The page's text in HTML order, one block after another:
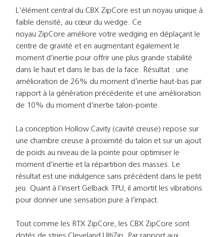
L’élément central du CBX ZipCore est un noyau unique à
faible densité, au cœur du wedge. Ce
noyau ZipCore améliore votre wedging en déplaçant le
centre de gravité et en augmentant également le
moment d’inertie pour offrir une plus grande stabilité
dans le haut et dans le bas de la face. Résultat : une
amélioration de 26% du moment d’inertie haut-bas par
rapport à la génération précédente et une amélioration
de 10% du moment d’inertie talon-pointe.
La conception Hollow Cavity (cavité creuse) repose sur
une chambre creuse à proximité du talon et sur un ajout
de poids au niveau de la pointe pour optimiser le
moment d’inertie et la répartition des masses. Le
résultat est une indulgence sans précédent dans le petit
jeu. Quant à l’insert Gelback TPU, il amortit les vibrations
pour donner une sensation pure à l’impact.
Tout comme les RTX ZipCore, les CBX ZipCore sont
dotés de stries Cleveland UltiZip. Par rapport aux